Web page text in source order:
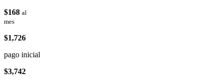
$168 al
mes
$1,726
pago inicial
$3,742